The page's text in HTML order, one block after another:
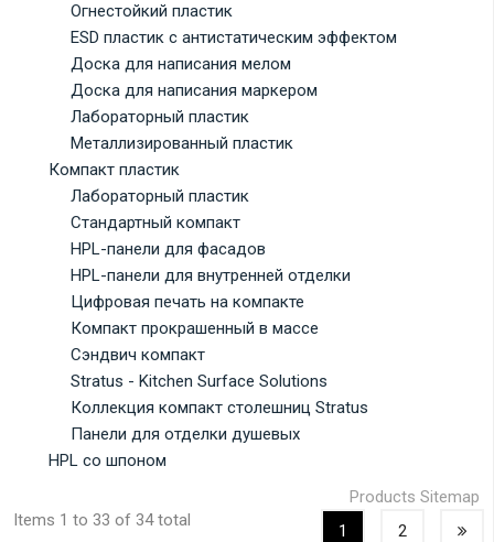
Огнестойкий пластик
ESD пластик с антистатическим эффектом
Доска для написания мелом
Доска для написания маркером
Лабораторный пластик
Металлизированный пластик
Компакт пластик
Лабораторный пластик
Стандартный компакт
HPL-панели для фасадов
HPL-панели для внутренней отделки
Цифровая печать на компакте
Компакт прокрашенный в массе
Сэндвич компакт
Stratus - Kitchen Surface Solutions
Коллекция компакт столешниц Stratus
Панели для отделки душевых
HPL со шпоном
Products Sitemap
Items 1 to 33 of 34 total
1 2